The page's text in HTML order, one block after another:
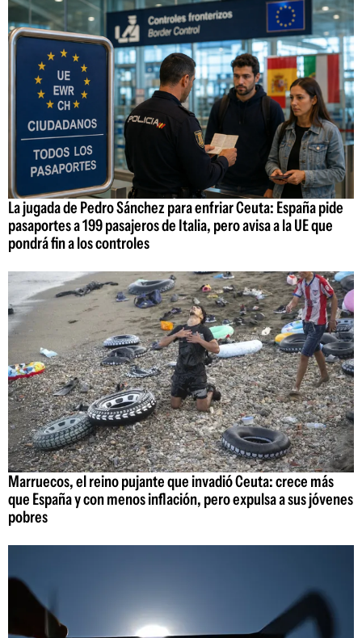
La jugada de Pedro Sánchez para enfriar Ceuta: España pide
pasaportes a 199 pasajeros de Italia, pero avisa a la UE que
pondrá fin a los controles
Marruecos, el reino pujante que invadió Ceuta: crece más
que España y con menos inflación, pero expulsa a sus jóvenes
pobres